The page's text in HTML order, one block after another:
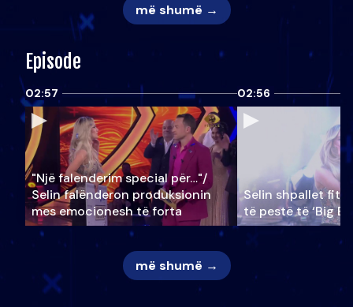
më shumë →
Episode
02:57
"Një falenderim special për…"/
Selin falënderon produksionin
mes emocionesh të forta
02:56
Selin shpallet
të pestë të ‘Big
më shumë →